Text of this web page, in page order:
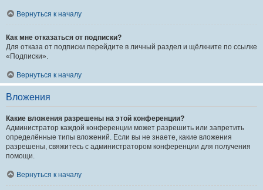
Вернуться к началу
Как мне отказаться от подписки?
Для отказа от подписки перейдите в личный раздел и щёлкните по ссылке
«Подписки».
Вернуться к началу
Вложения
Какие вложения разрешены на этой конференции?
Администратор каждой конференции может разрешить или запретить
определённые типы вложений. Если вы не знаете, какие вложения
разрешены, свяжитесь с администратором конференции для получения
помощи.
Вернуться к началу